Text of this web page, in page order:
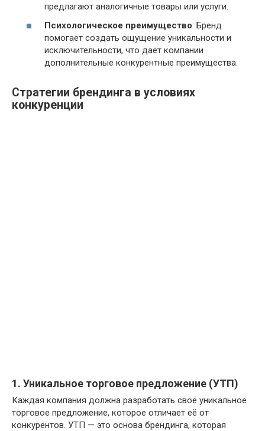
предлагают аналогичные товары или услуги.
Психологическое преимущество: Бренд
помогает создать ощущение уникальности и
исключительности, что даёт компании
дополнительные конкурентные преимущества.
Стратегии брендинга в условиях
конкуренции
1. Уникальное торговое предложение (УТП)
Каждая компания должна разработать своё уникальное
торговое предложение, которое отличает её от
конкурентов. УТП — это основа брендинга, которая